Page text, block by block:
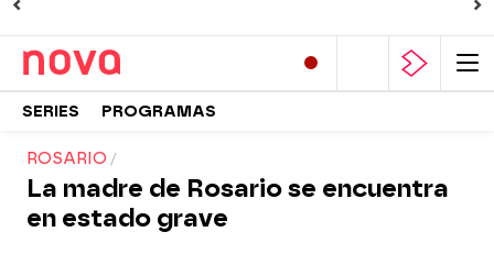
SERIES PROGRAMAS
ROSARIO
La madre de Rosario se encuentra
en estado grave